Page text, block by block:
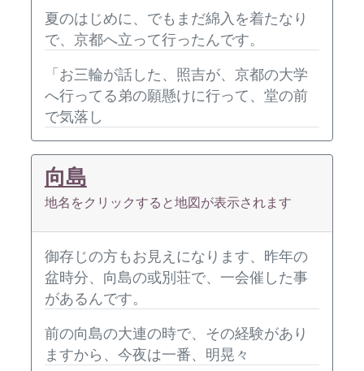
夏のはじめに、でもまだ綿入を着たなり
で、京都へ立って行ったんです。
「お三輪が話した、照吉が、京都の大学
へ行ってる弟の願懸けに行って、堂の前
で気落し
向島
地名をクリックすると地図が表示されます
御存じの方もお見えになります、昨年の
盆時分、向島の或別荘で、一会催した事
があるんです。
前の向島の大連の時で、その経験があり
ますから、今夜は一番、明晃々